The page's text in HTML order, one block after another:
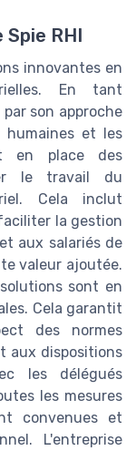
RHI
innovantes en
En tant
son approche
et les
en place des
le travail du
Cela inclut
la gestion
aux salariés de
valeur ajoutée.
sont en
Cela garantit
des normes
aux dispositions
les délégués
les mesures
convenues et
L'entreprise